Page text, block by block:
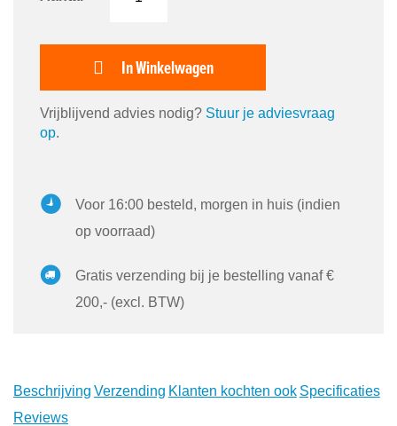
In Winkelwagen
Vrijblijvend advies nodig? Stuur je adviesvraag
op.
Voor 16:00 besteld, morgen in huis (indien
op voorraad)
Gratis verzending bij je bestelling vanaf €
200,- (excl. BTW)
Beschrijving Verzending Klanten kochten ook Specificaties
Reviews